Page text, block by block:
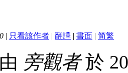
| 只看該作者 | 翻譯 | 書面 | 简繁
旁觀者於